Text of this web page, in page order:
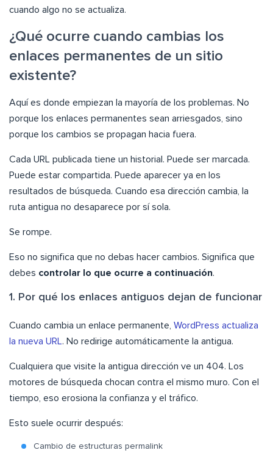
cuando algo no se actualiza.
¿Qué ocurre cuando cambias los
enlaces permanentes de un sitio
existente?
Aquí es donde empiezan la mayoría de los problemas. No
porque los enlaces permanentes sean arriesgados, sino
porque los cambios se propagan hacia fuera.
Cada URL publicada tiene un historial. Puede ser marcada.
Puede estar compartida. Puede aparecer ya en los
resultados de búsqueda. Cuando esa dirección cambia, la
ruta antigua no desaparece por sí sola.
Se rompe.
Eso no significa que no debas hacer cambios. Significa que
debes controlar lo que ocurre a continuación.
1. Por qué los enlaces antiguos dejan de funcionar
Cuando cambia un enlace permanente, WordPress actualiza
la nueva URL. No redirige automáticamente la antigua.
Cualquiera que visite la antigua dirección ve un 404. Los
motores de búsqueda chocan contra el mismo muro. Con el
tiempo, eso erosiona la confianza y el tráfico.
Esto suele ocurrir después:
Cambio de estructuras permalink